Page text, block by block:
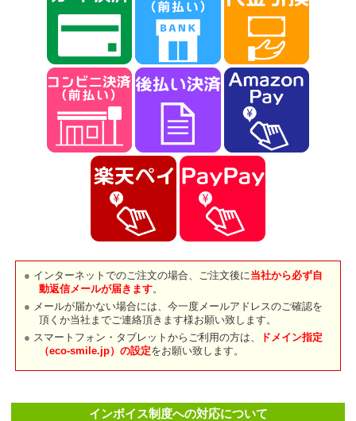
インターネットでのご注文の場合、ご注文後に 当社から必ず自
動返信メールが届きます。
メールが届かない場合には、今一度メールアドレスのご確認を
頂くか当社までご連絡頂きます様お願い致します。
スマートフォン・タブレットからご利用の方は、
ドメイン指定
（eco-smile.jp）の設定をお願い致します。
インボイス制度への対応について